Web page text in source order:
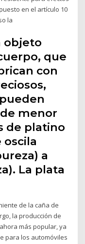
en el artículo 10
la
objeto
que
con
menor
de platino
a
La plata
de la caña de
la producción de
más popular, ya
para los automóviles